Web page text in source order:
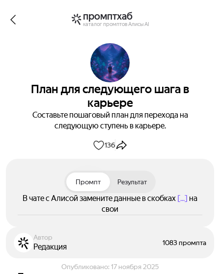
промптхаб
каталог промптов Алисы AI
План для следующего шага в
карьере
Составьте пошаговый план для перехода на
следующую ступень в карьере.
136
Промпт Результат
В чате с Алисой замените данные в скобках [...] на
свои
Автор
Редакция 1083 промпта
Опубликовано: 17 ноября 2025